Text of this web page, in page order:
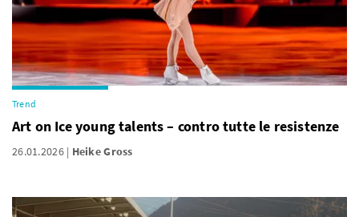
Trend
Art on Ice young talents – contro tutte le resistenze
26.01.2026 Heike Gross